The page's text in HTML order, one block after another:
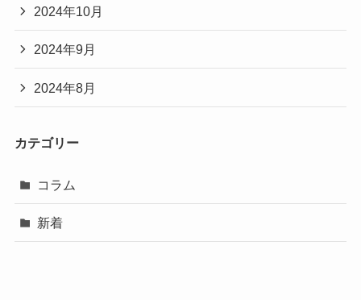
2024年10月
2024年9月
2024年8月
カテゴリー
コラム
新着